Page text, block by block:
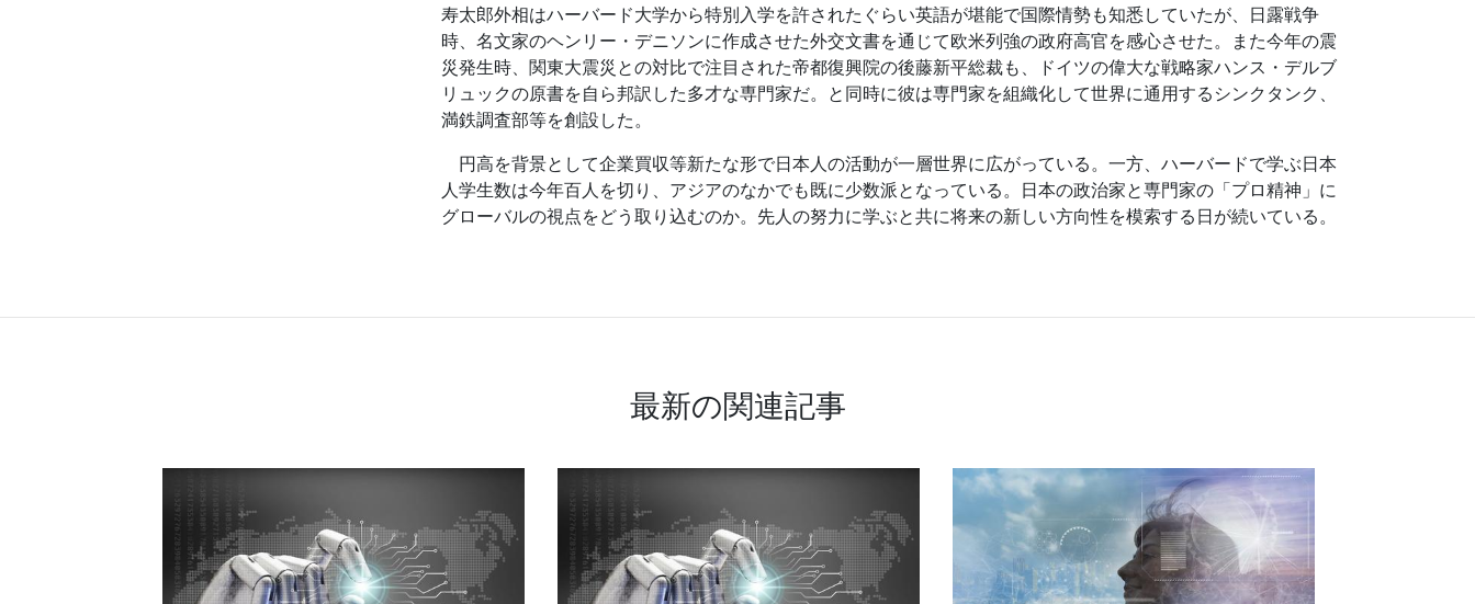
寿太郎外相はハーバード大学から特別入学を許されたぐらい英語が堪能で国際情勢も知悉していたが、日露戦争
時、名文家のヘンリー・デニソンに作成させた外交文書を通じて欧米列強の政府高官を感心させた。また今年の震
災発生時、関東大震災との対比で注目された帝都復興院の後藤新平総裁も、ドイツの偉大な戦略家ハンス・デルブ
リュックの原書を自ら邦訳した多才な専門家だ。と同時に彼は専門家を組織化して世界に通用するシンクタンク、
満鉄調査部等を創設した。
円高を背景として企業買収等新たな形で日本人の活動が一層世界に広がっている。一方、ハーバードで学ぶ日本
人学生数は今年百人を切り、アジアのなかでも既に少数派となっている。日本の政治家と専門家の「プロ精神」に
グローバルの視点をどう取り込むのか。先人の努力に学ぶと共に将来の新しい方向性を模索する日が続いている。
最新の関連記事